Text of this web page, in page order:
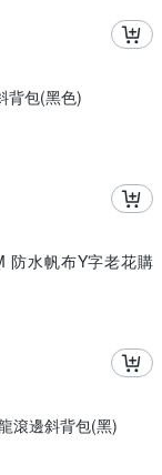
背包(黑色)
防水帆布Y字老花購
滾邊斜背包(黑)